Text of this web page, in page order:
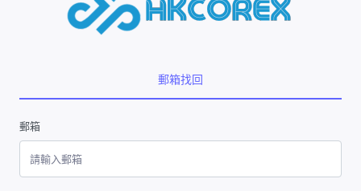
郵箱找回
郵箱